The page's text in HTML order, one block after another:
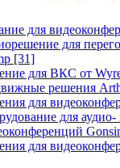
для
для
[31]
для ВКС от
решения
для
для аудио-
для